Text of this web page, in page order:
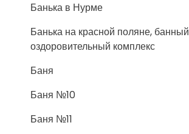
Банька в Нурме
Банька на красной поляне, банный
оздоровительный комплекс
Баня
Баня №10
Баня №11